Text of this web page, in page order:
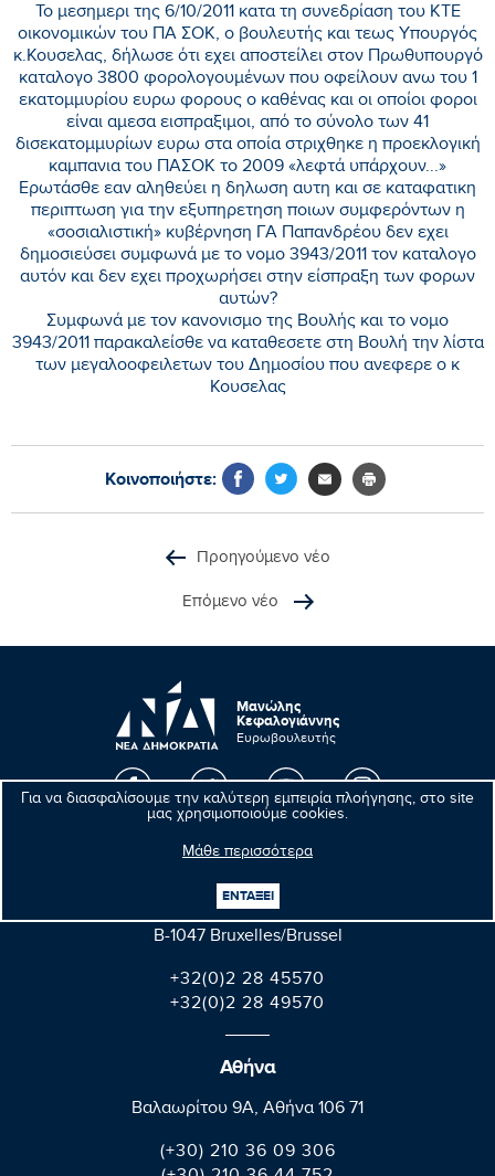
Για να διασφαλίσουμε την καλύτερη εμπειρία πλοήγησης, στο site
μας χρησιμοποιούμε cookies.
Μάθε περισσότερα
ΕΝΤΑΞΕΙ
Το μεσημερι της 6/10/2011 κατα τη συνεδρίαση του ΚΤΕ
οικονομικών του ΠΑ ΣΟΚ, ο βουλευτής και τεως Υπουργός
κ.Κουσελας, δήλωσε ότι εχει αποστείλει στον Πρωθυπουργό
καταλογο 3800 φορολογουμένων που οφείλουν ανω του 1
εκατομμυρίου ευρω φορους ο καθένας και οι οποίοι φοροι
είναι αμεσα εισπραξιμοι, από το σύνολο των 41
δισεκατομμυρίων ευρω στα οποία στριχθηκε η προεκλογική
καμπανια του ΠΑΣΟΚ το 2009 «λεφτά υπάρχουν...»
Ερωτάσθε εαν αληθεύει η δηλωση αυτη και σε καταφατικη
περιπτωση για την εξυπηρετηση ποιων συμφερόντων η
«σοσιαλιστική» κυβέρνηση ΓΑ Παπανδρέου δεν εχει
δημοσιεύσει συμφωνά με το νομο 3943/2011 τον καταλογο
αυτόν και δεν εχει προχωρήσει στην είσπραξη των φορων
αυτών?
Συμφωνά με τον κανονισμο της Βουλής και το νομο
3943/2011 παρακαλείσθε να καταθεσετε στη Βουλή την λίστα
των μεγαλοοφειλετων του Δημοσίου που ανεφερε ο κ
Κουσελας
Κοινοποιήστε:
Προηγούμενο νέο
Επόμενο νέο
Μανώλης
Κεφαλογιάννης
Ευρωβουλευτής
Βρυξέλλες
Parlement européen Bât. Altiero Spinelli
08E165 60, rue Wiertz / Wiertzstraat 60
B-1047 Bruxelles/Brussel
+32(0)2 28 45570
+32(0)2 28 49570
Αθήνα
Βαλαωρίτου 9A, Aθήνα 106 71
(+30) 210 36 09 306